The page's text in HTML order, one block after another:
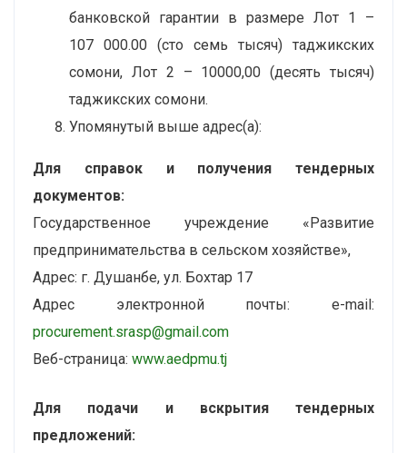
банковской гарантии в размере Лот 1 –
107 000.00 (сто семь тысяч) таджикских
сомони, Лот 2 – 10000,00 (десять тысяч)
таджикских сомони.
Упомянутый выше адрес(а):
Для справок и получения тендерных
документов:
Государственное учреждение «Развитие
предпринимательства в сельском хозяйстве»,
Адрес: г. Душанбе, ул. Бохтар 17
Адрес электронной почты: e-mail:
procurement.srasp@gmail.com
Веб-страница: www.aedpmu.tj
Для подачи и вскрытия тендерных
предложений: